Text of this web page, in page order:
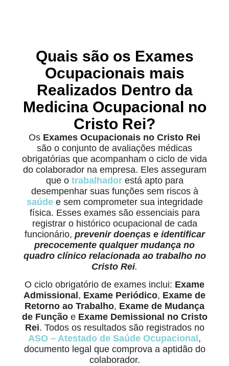
Quais são os Exames
Ocupacionais mais
Realizados Dentro da
Medicina Ocupacional no
Cristo Rei?
Os Exames Ocupacionais no Cristo Rei
são o conjunto de avaliações médicas
obrigatórias que acompanham o ciclo de vida
do colaborador na empresa. Eles asseguram
que o trabalhador está apto para
desempenhar suas funções sem riscos à
saúde e sem comprometer sua integridade
física. Esses exames são essenciais para
registrar o histórico ocupacional de cada
funcionário, prevenir doenças e identificar
precocemente qualquer mudança no
quadro clínico relacionada ao trabalho no
Cristo Rei.
O ciclo obrigatório de exames inclui: Exame
Admissional , Exame Periódico, Exame de
Retorno ao Trabalho, Exame de Mudança
de Funçãoe Exame Demissional no Cristo
Rei. Todos os resultados são registrados no
ASO – Atestado de Saúde Ocupacional ,
documento legal que comprova a aptidão do
colaborador.